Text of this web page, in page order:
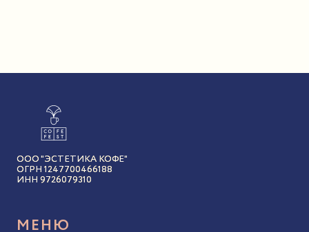
ООО "ЭСТЕТИКА КОФЕ"
ОГРН 1247700466188
ИНН 9726079310
МЕНЮ